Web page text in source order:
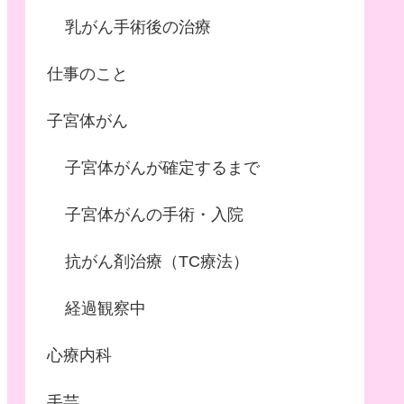
乳がん手術後の治療
仕事のこと
子宮体がん
子宮体がんが確定するまで
子宮体がんの手術・入院
抗がん剤治療（TC療法）
経過観察中
心療内科